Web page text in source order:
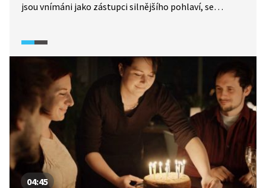
jsou vnímáni jako zástupci silnějšího pohlaví, se
Ocitají se v kruhu strachu, studu a bezmoci. A také mají
strach o své děti, které se agresi rovněž vyhnou jen
04:45